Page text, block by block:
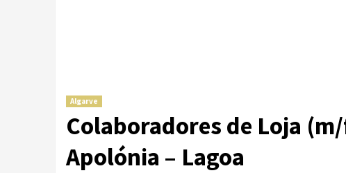
Algarve
Colaboradores de Loja
Apolónia – Lagoa